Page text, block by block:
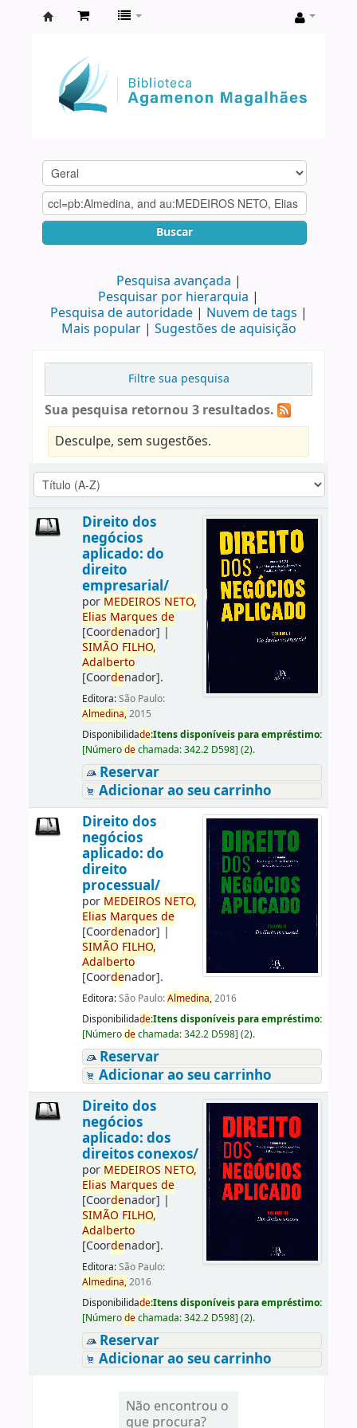
Agamenon
Magalhães
Buscar
Pesquisa avançada
Pesquisar por hierarquia
Pesquisa de autoridade
Nuvem de tags
Mais popular
Sugestões de aquisição
Filtre sua pesquisa
Sua pesquisa retornou 3 resultados.
Desculpe, sem sugestões.
Direito dos
negócios
aplicado: do
direito
empresarial/
por MEDEIROS NETO,
Elias Marques de
[Coordenador] |
SIMÃO FILHO,
Adalberto
[Coordenador].
Editora:São Paulo:
Almedina,2015
Disponibilidade:Itens disponíveis para empréstimo:
[Númerodechamada:342.2 D598] (2).
Reservar
Adicionar ao seu carrinho
Direito dos
negócios
aplicado: do
direito
processual/
por MEDEIROS NETO,
Elias Marques de
[Coordenador] |
SIMÃO FILHO,
Adalberto
[Coordenador].
Editora:São Paulo:Almedina,2016
Disponibilidade:Itens disponíveis para empréstimo:
[Númerodechamada:342.2 D598] (2).
Reservar
Adicionar ao seu carrinho
Direito dos
negócios
aplicado: dos
direitos conexos/
por MEDEIROS NETO,
Elias Marques de
[Coordenador] |
SIMÃO FILHO,
Adalberto
[Coordenador].
Editora:São Paulo:
Almedina,2016
Disponibilidade:Itens disponíveis para empréstimo:
[Númerodechamada:342.2 D598] (2).
Reservar
Adicionar ao seu carrinho
Não encontrou o
que procura?